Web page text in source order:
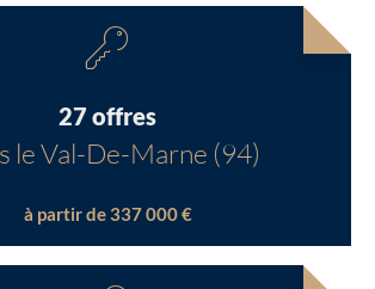
27 offres
le Val-De-Marne (94)
à partir de 337 000 €